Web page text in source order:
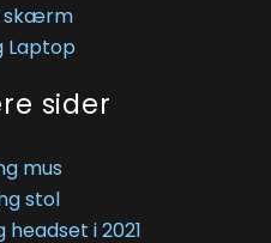
skærm
Laptop
sider
mus
stol
i 2021